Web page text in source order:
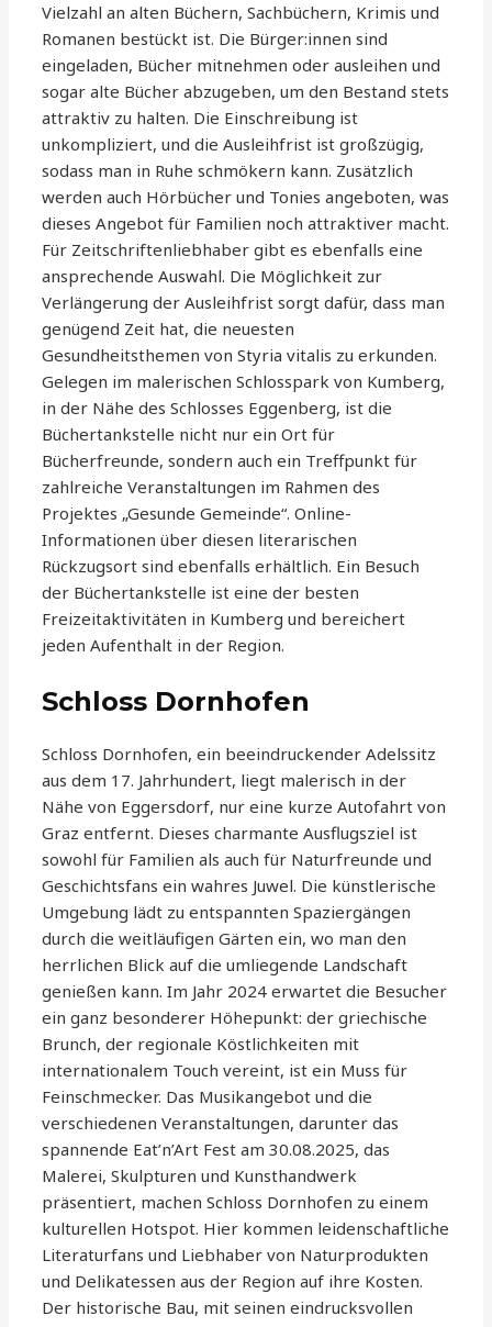
Vielzahl an alten Büchern, Sachbüchern, Krimis und
Romanen bestückt ist. Die Bürger:innen sind
eingeladen, Bücher mitnehmen oder ausleihen und
sogar alte Bücher abzugeben, um den Bestand stets
attraktiv zu halten. Die Einschreibung ist
unkompliziert, und die Ausleihfrist ist großzügig,
sodass man in Ruhe schmökern kann. Zusätzlich
werden auch Hörbücher und Tonies angeboten, was
dieses Angebot für Familien noch attraktiver macht.
Für Zeitschriftenliebhaber gibt es ebenfalls eine
ansprechende Auswahl. Die Möglichkeit zur
Verlängerung der Ausleihfrist sorgt dafür, dass man
genügend Zeit hat, die neuesten
Gesundheitsthemen von Styria vitalis zu erkunden.
Gelegen im malerischen Schlosspark von Kumberg,
in der Nähe des Schlosses Eggenberg, ist die
Büchertankstelle nicht nur ein Ort für
Bücherfreunde, sondern auch ein Treffpunkt für
zahlreiche Veranstaltungen im Rahmen des
Projektes „Gesunde Gemeinde“. Online-
Informationen über diesen literarischen
Rückzugsort sind ebenfalls erhältlich. Ein Besuch
der Büchertankstelle ist eine der besten
Freizeitaktivitäten in Kumberg und bereichert
jeden Aufenthalt in der Region.
Schloss Dornhofen
Schloss Dornhofen, ein beeindruckender Adelssitz
aus dem 17. Jahrhundert, liegt malerisch in der
Nähe von Eggersdorf, nur eine kurze Autofahrt von
Graz entfernt. Dieses charmante Ausflugsziel ist
sowohl für Familien als auch für Naturfreunde und
Geschichtsfans ein wahres Juwel. Die künstlerische
Umgebung lädt zu entspannten Spaziergängen
durch die weitläufigen Gärten ein, wo man den
herrlichen Blick auf die umliegende Landschaft
genießen kann. Im Jahr 2024 erwartet die Besucher
ein ganz besonderer Höhepunkt: der griechische
Brunch, der regionale Köstlichkeiten mit
internationalem Touch vereint, ist ein Muss für
Feinschmecker. Das Musikangebot und die
verschiedenen Veranstaltungen, darunter das
spannende Eat’n’Art Fest am 30.08.2025, das
Malerei, Skulpturen und Kunsthandwerk
präsentiert, machen Schloss Dornhofen zu einem
kulturellen Hotspot. Hier kommen leidenschaftliche
Literaturfans und Liebhaber von Naturprodukten
und Delikatessen aus der Region auf ihre Kosten.
Der historische Bau, mit seinen eindrucksvollen